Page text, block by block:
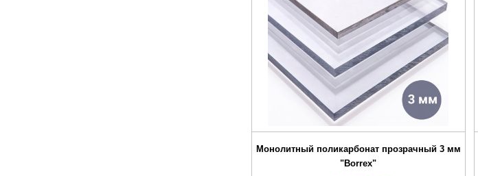
Монолитный поликарбонат прозрачный 3 мм
"Borrex"